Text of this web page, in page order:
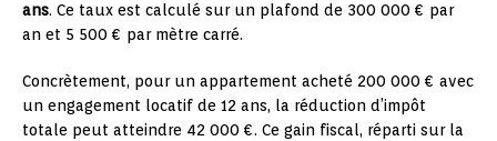
ans. Ce taux est calculé sur un plafond de 300 000 € par
an et 5 500 € par mètre carré.
Concrètement, pour un appartement acheté 200 000 € avec
un engagement locatif de 12 ans, la réduction d’impôt
totale peut atteindre 42 000 €. Ce gain fiscal, réparti sur la